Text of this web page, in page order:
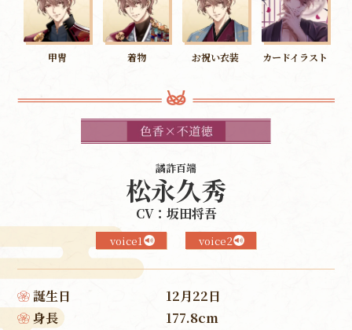
甲冑 着物 お祝い衣装 カードイラスト
譎詐百端
松永久秀
CV：坂田将吾
voice1 voice2
誕生日
12月22日
身長
177.8cm